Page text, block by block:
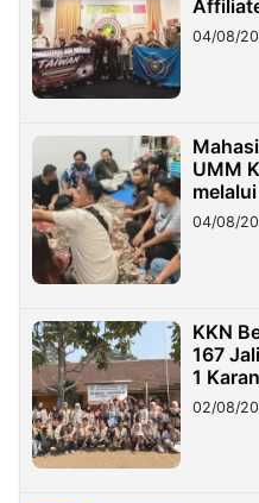
Migran
04/08/
UMM
di
04/08/
KKN
167
1
02/08/